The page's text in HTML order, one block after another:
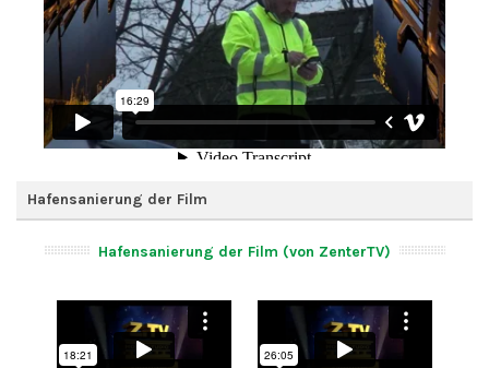
Hafensanierung der Film
Hafensanierung der Film (von ZenterTV)